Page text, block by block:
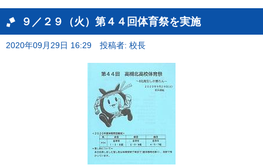
９／２９（火）第４４回体育祭を実施
2020年09月29日 16:29 投稿者: 校長